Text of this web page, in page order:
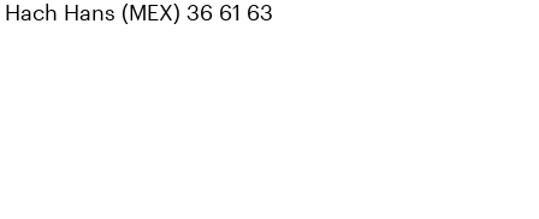
Hach Hans (MEX) 36 61 63